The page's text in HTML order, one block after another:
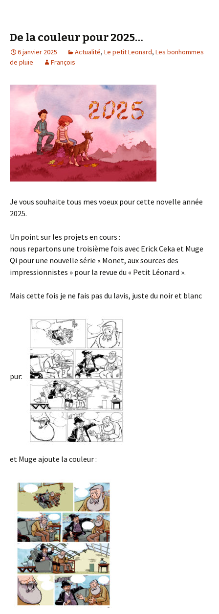
De la couleur pour 2025…
6 janvier 2025 Actualité, Le petit Leonard, Les bonhommes
de pluie
François
Je vous souhaite tous mes voeux pour cette novelle année
2025.
Un point sur les projets en cours :
nous repartons une troisième fois avec Erick Ceka et Muge
Qi pour une nouvelle série « Monet, aux sources des
impressionnistes » pour la revue du « Petit Léonard ».
Mais cette fois je ne fais pas du lavis, juste du noir et blanc
pur:
et Muge ajoute la couleur :